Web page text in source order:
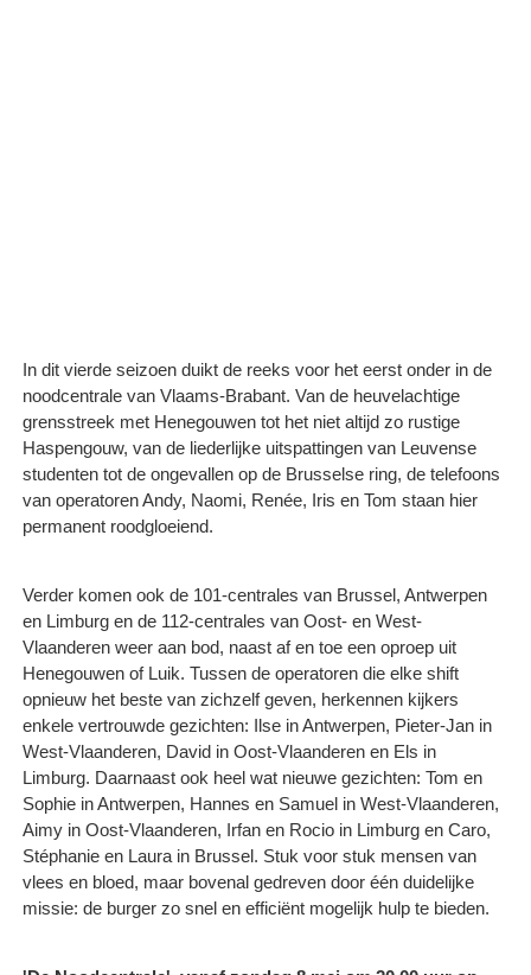
In dit vierde seizoen duikt de reeks voor het eerst onder in de
noodcentrale van Vlaams-Brabant. Van de heuvelachtige
grensstreek met Henegouwen tot het niet altijd zo rustige
Haspengouw, van de liederlijke uitspattingen van Leuvense
studenten tot de ongevallen op de Brusselse ring, de telefoons
van operatoren Andy, Naomi, Renée, Iris en Tom staan hier
permanent roodgloeiend.
Verder komen ook de 101-centrales van Brussel, Antwerpen
en Limburg en de 112-centrales van Oost- en West-
Vlaanderen weer aan bod, naast af en toe een oproep uit
Henegouwen of Luik. Tussen de operatoren die elke shift
opnieuw het beste van zichzelf geven, herkennen kijkers
enkele vertrouwde gezichten: Ilse in Antwerpen, Pieter-Jan in
West-Vlaanderen, David in Oost-Vlaanderen en Els in
Limburg. Daarnaast ook heel wat nieuwe gezichten: Tom en
Sophie in Antwerpen, Hannes en Samuel in West-Vlaanderen,
Aimy in Oost-Vlaanderen, Irfan en Rocio in Limburg en Caro,
Stéphanie en Laura in Brussel. Stuk voor stuk mensen van
vlees en bloed, maar bovenal gedreven door één duidelijke
missie: de burger zo snel en efficiënt mogelijk hulp te bieden.